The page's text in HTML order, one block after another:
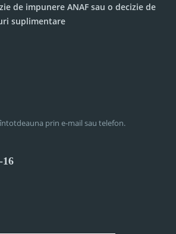
de impunere ANAF sau o decizie de
suplimentare
prin e-mail sau telefon.
16